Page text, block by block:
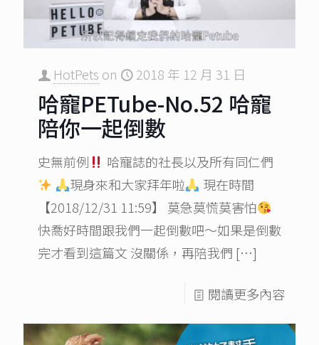
HotPets on 2018 年 12 月 31 日
哈寵PETube-No.52 哈寵
陪你一起倒數
史無前例
哈寵誌的社長以及所有同仁們
現身來和大家拜年啦
現在時間
【2018/12/31 11:59】 莫急莫慌莫害怕
快喬好時間跟我們一起倒數吧～如果是倒數
完才看到這篇文 沒關係，再陪我們 […]
閱讀更多內容